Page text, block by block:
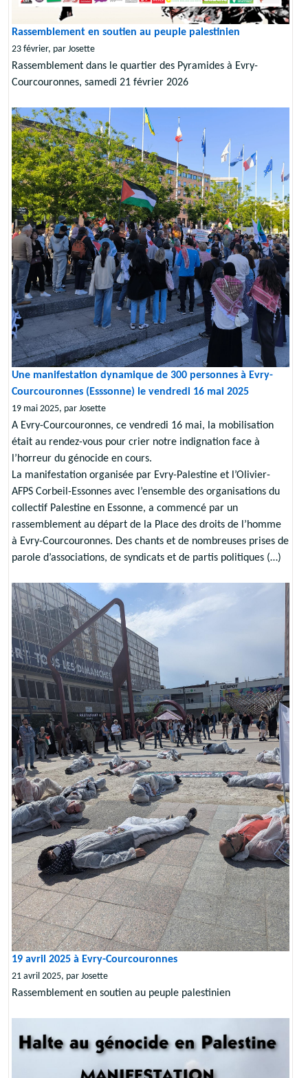
Rassemblement en soutien au peuple palestinien
23 février, par Josette
Rassemblement dans le quartier des Pyramides à Evry-
Courcouronnes, samedi 21 février 2026
Une manifestation dynamique de 300 personnes à Evry-
Courcouronnes (Esssonne) le vendredi 16 mai 2025
19 mai 2025, par Josette
A Evry-Courcouronnes, ce vendredi 16 mai, la mobilisation
était au rendez-vous pour crier notre indignation face à
l’horreur du génocide en cours.
La manifestation organisée par Evry-Palestine et l’Olivier-
AFPS Corbeil-Essonnes avec l’ensemble des organisations du
collectif Palestine en Essonne, a commencé par un
rassemblement au départ de la Place des droits de l’homme
à Evry-Courcouronnes. Des chants et de nombreuses prises de
parole d’associations, de syndicats et de partis politiques (…)
19 avril 2025 à Evry-Courcouronnes
21 avril 2025, par Josette
Rassemblement en soutien au peuple palestinien